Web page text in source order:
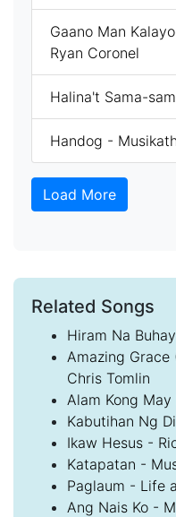
Gaano Man
Ryan Coronel
Halina't Sama-
Handog -
Load More
Related Songs
Hiram Na
Amazing Grace
Chris Tomlin
Alam Kong
Kabutihan Ng
Ikaw Hesus -
Katapatan -
Paglaum - Life
Ang Nais Ko -